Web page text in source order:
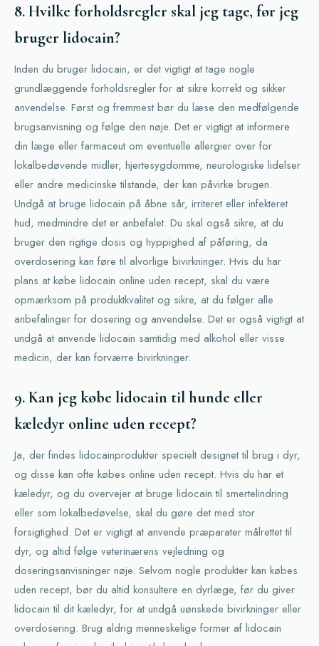
8. Hvilke forholdsregler skal jeg tage, før jeg
bruger lidocain?
Inden du bruger lidocain, er det vigtigt at tage nogle
grundlæggende forholdsregler for at sikre korrekt og sikker
anvendelse. Først og fremmest bør du læse den medfølgende
brugsanvisning og følge den nøje. Det er vigtigt at informere
din læge eller farmaceut om eventuelle allergier over for
lokalbedøvende midler, hjertesygdomme, neurologiske lidelser
eller andre medicinske tilstande, der kan påvirke brugen.
Undgå at bruge lidocain på åbne sår, irriteret eller infekteret
hud, medmindre det er anbefalet. Du skal også sikre, at du
bruger den rigtige dosis og hyppighed af påføring, da
overdosering kan føre til alvorlige bivirkninger. Hvis du har
plans at købe lidocain online uden recept, skal du være
opmærksom på produktkvalitet og sikre, at du følger alle
anbefalinger for dosering og anvendelse. Det er også vigtigt at
undgå at anvende lidocain samtidig med alkohol eller visse
medicin, der kan forværre bivirkninger.
9. Kan jeg købe lidocain til hunde eller
kæledyr online uden recept?
Ja, der findes lidocainprodukter specielt designet til brug i dyr,
og disse kan ofte købes online uden recept. Hvis du har et
kæledyr, og du overvejer at bruge lidocain til smertelindring
eller som lokalbedøvelse, skal du gøre det med stor
forsigtighed. Det er vigtigt at anvende præparater målrettet til
dyr, og altid følge veterinærens vejledning og
doseringsanvisninger nøje. Selvom nogle produkter kan købes
uden recept, bør du altid konsultere en dyrlæge, før du giver
lidocain til dit kæledyr, for at undgå uønskede bivirkninger eller
overdosering. Brug aldrig menneskelige former af lidocain